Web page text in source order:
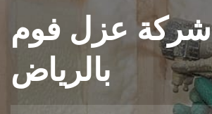
شركة عزل فوم
بالرياض